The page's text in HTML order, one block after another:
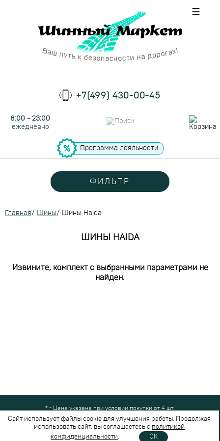
☰
+7(499) 430-00-45
8:00 - 23:00
ежедневно
Программа лояльности
ФИЛЬТР
Главная/ Шины/ Шины Haida
ШИНЫ HAIDA
Извините, комплект с выбранными параметрами не
найден.
* - Цена указана при условии покупки от 4 шт.
Все права защищены © 2024-2026,Шинный Маркет(ООО "Безопасные
шины")
Вся представленная на сайте информация носит справочный характер и не
Сайт использует файлы cookie для улучшения работы. Продолжая
использовать сайт, вы соглашаетесь с политикой
конфиденциальности. OK